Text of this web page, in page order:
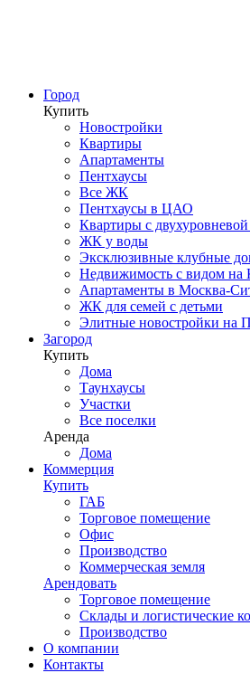
Город
Купить
Новостройки
Квартиры
Апартаменты
Пентхаусы
Все ЖК
Пентхаусы в ЦАО
Квартиры с
ЖК у воды
Эксклюзивные клубные
Недвижимость с видом на
Апартаменты в Москва-
ЖК для семей с детьми
Элитные новостройки на
Загород
Купить
Дома
Таунхаусы
Участки
Все поселки
Аренда
Дома
Коммерция
Купить
ГАБ
Торговое помещение
Офис
Производство
Коммерческая земля
Арендовать
Торговое помещение
Склады и логистические
Производство
О компании
Контакты